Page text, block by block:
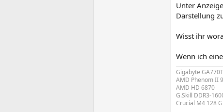
Unter
Darstellung
Wisst ihr
Wenn ich
Gigabyte
AMD Phenom II
AMD HD 6870
G.Skill DDR3-
Crucial M4 128